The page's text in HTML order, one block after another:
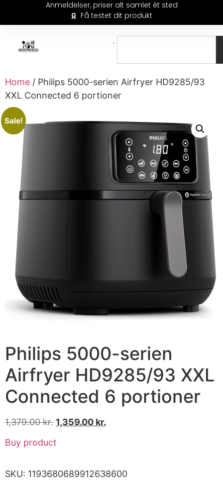
Anmeldelser, priser alt samlet ét sted
Få testet dit produkt
Home / Philips 5000-serien Airfryer HD9285/93
XXL Connected 6 portioner
Sale!
Philips 5000-serien
Airfryer HD9285/93 XXL
Connected 6 portioner
1,379.00kr. 1,359.00 kr.
Buy product
SKU: 1193680689912638600